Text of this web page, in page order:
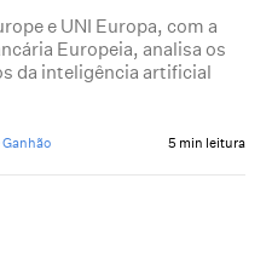
e UNI Europa, com a
Europeia, analisa os
da inteligência artificial
5 min leitura